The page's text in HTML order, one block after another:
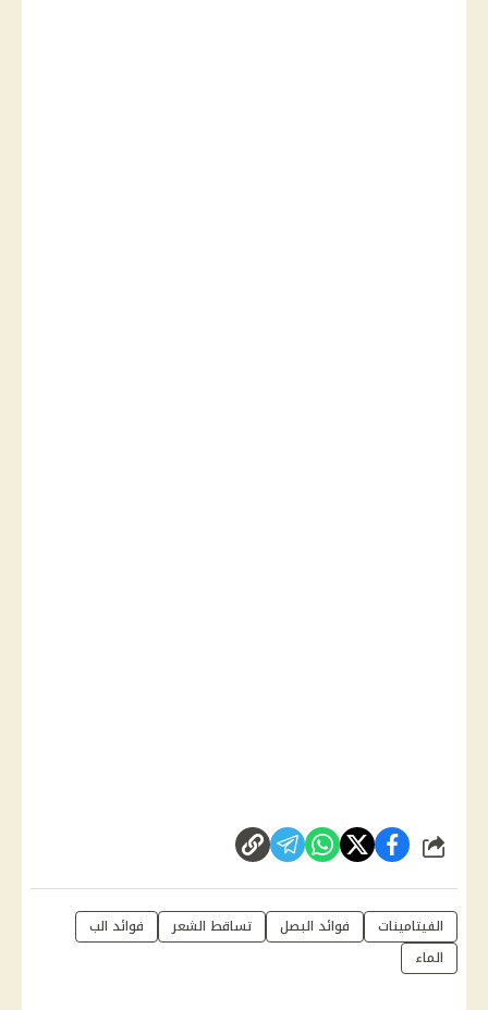
شارك
الفيتامينات فوائد البصل تساقط الشعر
فوائد الب
الماء